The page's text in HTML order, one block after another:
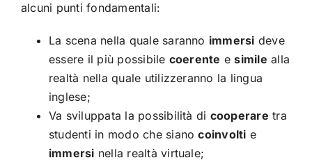
alcuni punti fondamentali:
La scena nella quale saranno immersi deve
essere il più possibile coerente esimile alla
realtà nella quale utilizzeranno la lingua
inglese;
Va sviluppata la possibilità di cooperare tra
studenti in modo che sianocoinvolti e
immersi nella realtà virtuale;